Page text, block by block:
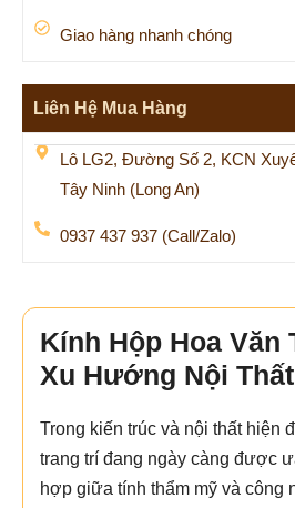
Giao hàng nhanh chóng
Liên Hệ Mua Hàng
Lô LG2, Đường Số 2, KCN
Tây Ninh (Long An)
0937 437 937 (Call/Zalo)
Kính Hộp Hoa Văn
Xu Hướng Nội
Trong kiến trúc và nội thất hiện
trang trí đang ngày càng được
hợp giữa tính thẩm mỹ và công